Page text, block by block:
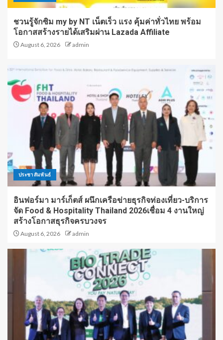
ชวนรู้จักซิม my by NT เน็ตเร็ว แรง คุ้มค่าทั่วไทย พร้อม
โอกาสสร้างรายได้เสริมผ่าน Lazada Affiliate
August 6, 2026 admin
ประชาสัมพันธ์
อินฟอร์มา มาร์เก็ตส์ ผนึกเครือข่ายธุรกิจท่องเที่ยว-บริการ
จัด Food & Hospitality Thailand 2026เชื่อม 4 งานใหญ่
สร้างโอกาสธุรกิจครบวงจร
August 6, 2026 admin